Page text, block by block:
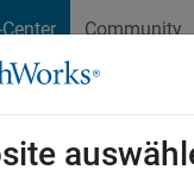
Community